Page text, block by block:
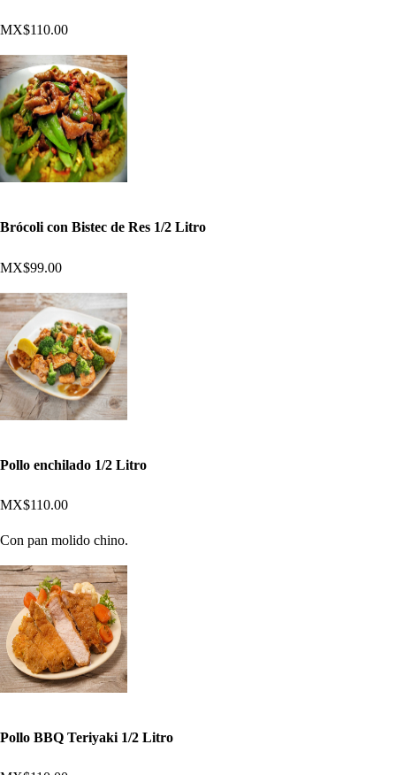
MX$110.00
Brócoli con Bistec de Res 1/2 Litro
MX$99.00
Pollo enchilado 1/2 Litro
MX$110.00
Con pan molido chino.
Pollo BBQ Teriyaki 1/2 Litro